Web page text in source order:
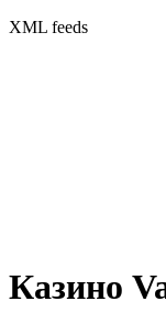
XML feeds
Казино